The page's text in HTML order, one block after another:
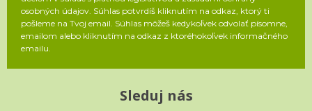
osobných údajov. Súhlas potvrdíš kliknutím na odkaz, ktorý ti
pošleme na Tvoj email. Súhlas môžeš kedykoľvek odvolať písomne,
emailom alebo kliknutím na odkaz z ktoréhokoľvek informačného
emailu.
Sleduj nás